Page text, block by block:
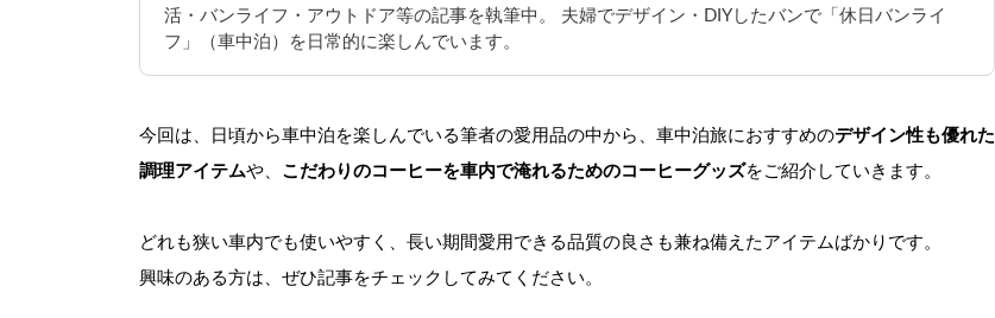
活・バンライフ・アウトドア等の記事を執筆中。 夫婦でデザイン・DIYしたバンで「休日バンライ
フ」（車中泊）を日常的に楽しんでいます。
今回は、日頃から車中泊を楽しんでいる筆者の愛用品の中から、車中泊旅におすすめのデザイン性も優れた
調理アイテムや、 こだわりのコーヒーを車内で淹れるためのコーヒーグッズをご紹介していきます。
どれも狭い車内でも使いやすく、長い期間愛用できる品質の良さも兼ね備えたアイテムばかりです。
興味のある方は、ぜひ記事をチェックしてみてください。